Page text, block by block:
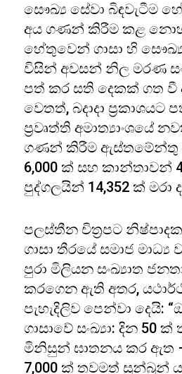
සෞඛ්‍ය සේවා බිඳවැටීම
අය ගණන් කිරීම කළ
හේතුවෙන් ගාසා හි සෞඛ්‍ය
විසින් අවසන් නිල මරණ
පත් කර සති දෙකක් ගත
වෙතත්, බදාදා ප්‍රකාශයට
ප්‍රවෘත්ති අමාත්‍යාංශයේ
ගණන් කිරීම ඇස්තමේන්තු
6,000 ක් සහ කාන්තාවන්
පුද්ගලයින් 14,352 ක් මරා
පලස්තීන චිත්‍රපට
ගාසා තීරයේ සමාජ
පුරා මිලියන සංඛ්‍යාත
කරගෙන ඇති අතර,
පැහැදිලිව පෙන්වා දෙයි:
ගාසාවේ සංඛ්‍යා: දින 50 ක්
මිනිසුන් ඝාතනය කර ඇත
7,000 ක් තවමත් සුන්බුන්